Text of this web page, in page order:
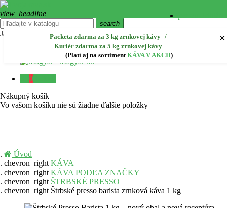
Prihlásiť sa cez Facebook
×
Packeta zdarma za 3 kg zrnkovej kávy /
Kuriér zdarma za 5 kg zrnkovej kávy
(Platí aj na sortimentKÁVA V AKCII)
Menu
view_headline
search
Jazyk: Slovenčina
Čeština cs
Magyar hu
0
Nákupný košík
Vo vašom košíku nie sú žiadne ďalšie položky
Úvod
chevron_right KÁVA
chevron_right KÁVA PODĽA ZNAČKY
chevron_right ŠTRBSKÉ PRESSO
chevron_right Štrbské presso barista zrnková káva 1 kg